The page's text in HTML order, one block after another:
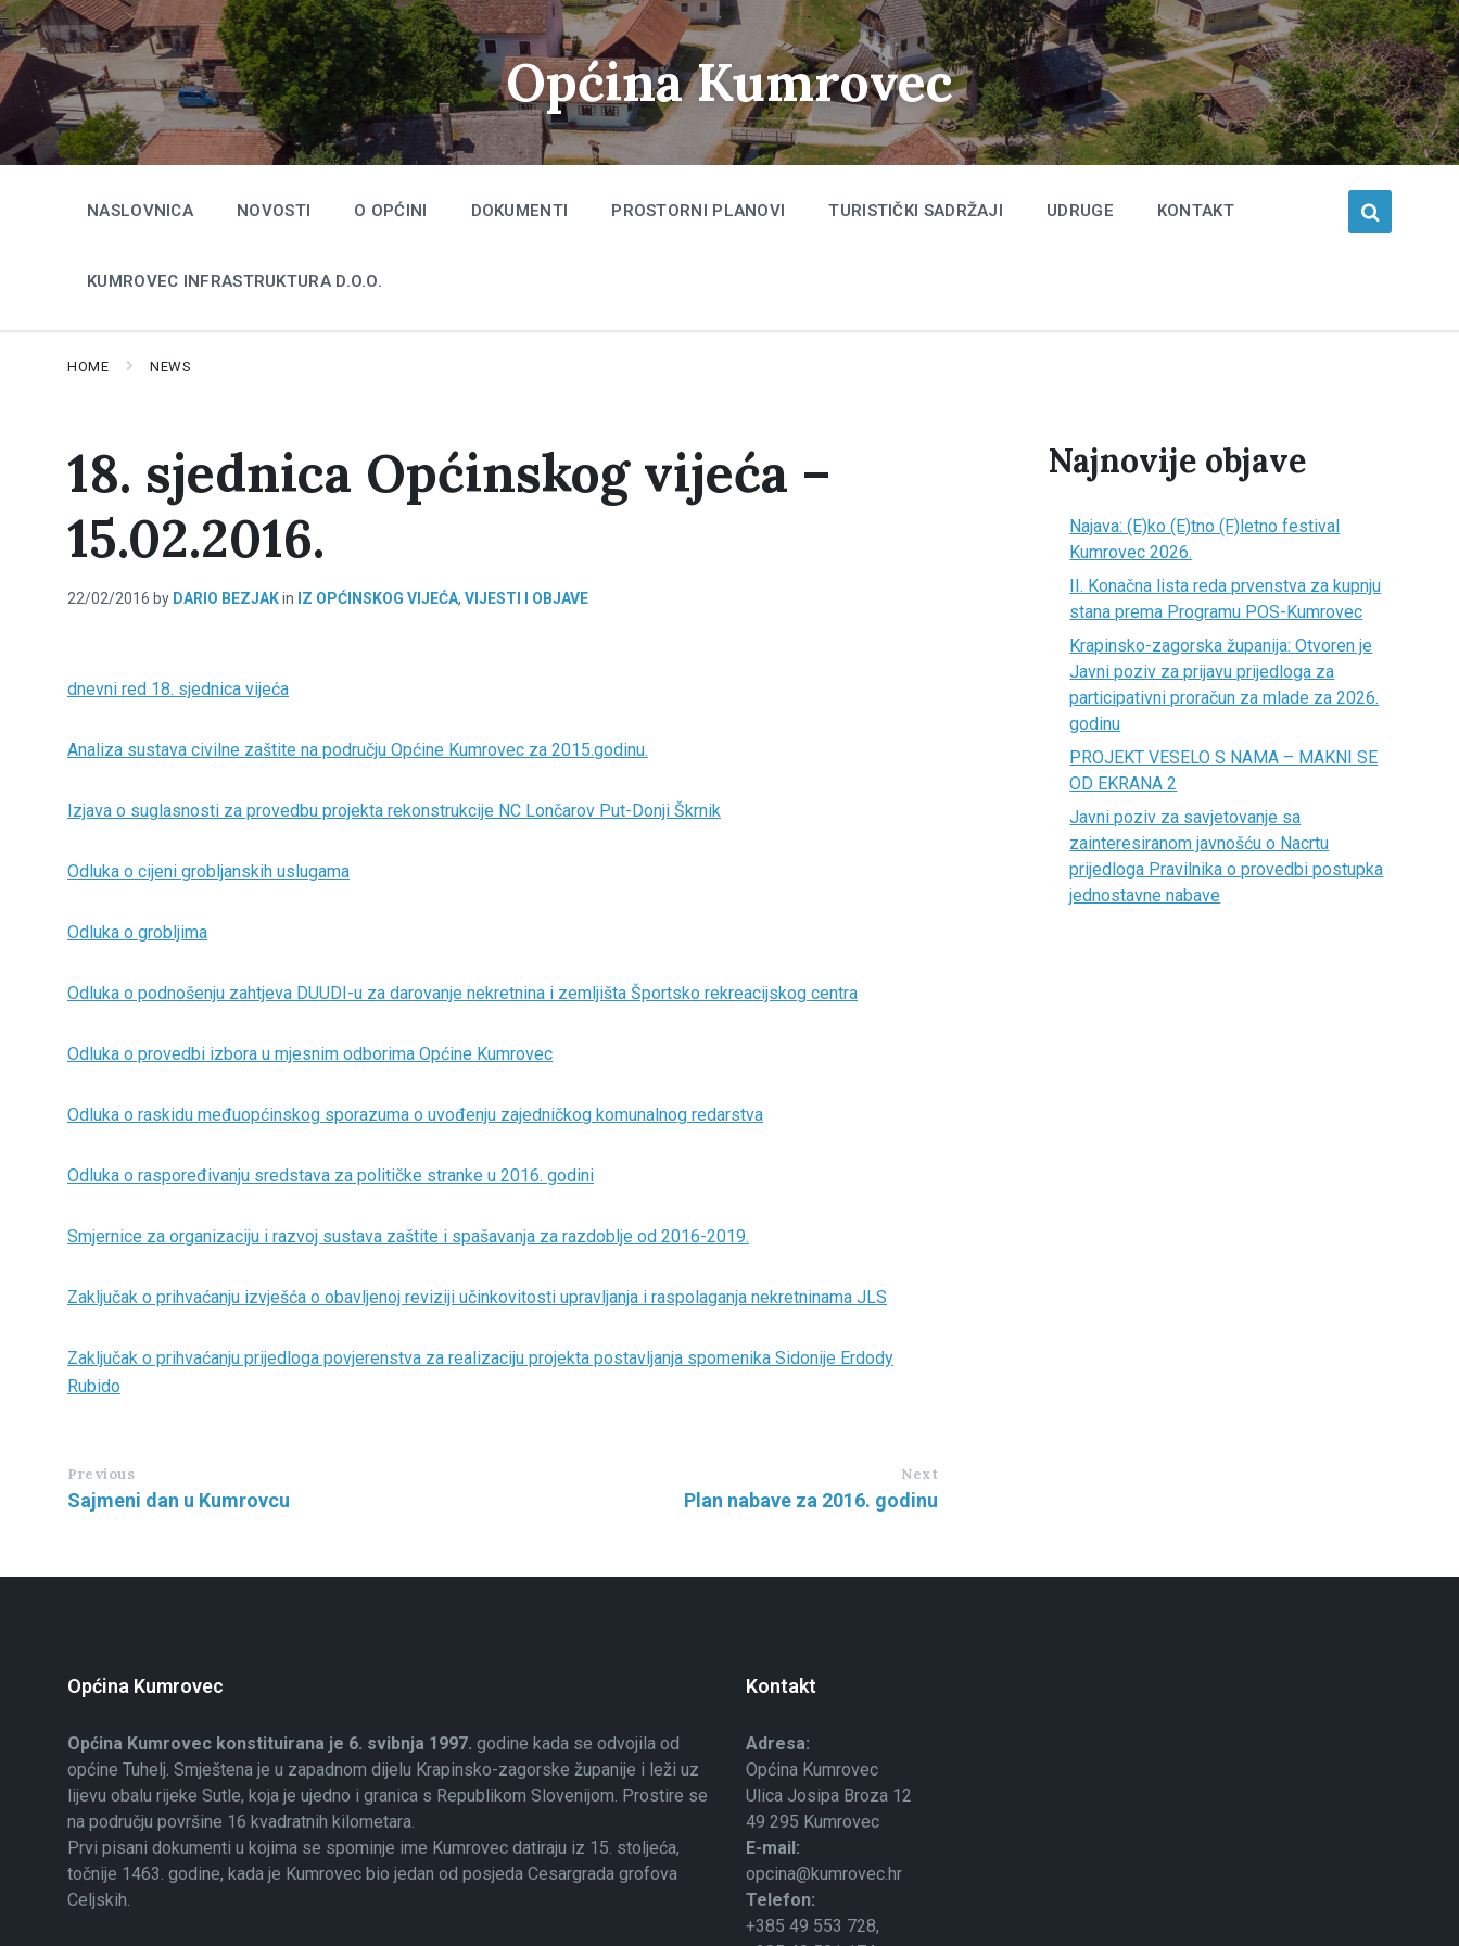
Skip
to
content
Skip
to
main
navigation
Skip
to
footer
Općina Kumrovec
NASLOVNICA NOVOSTI O OPĆINI DOKUMENTI PROSTORNI PLANOVI TURISTIČKI SADRŽAJI UDRUGE KONTAKT
KUMROVEC INFRASTRUKTURA D.O.O.
HOME NEWS
18. sjednica Općinskog vijeća –
15.02.2016.
22/02/2016 by DARIO BEZJAKin IZ OPĆINSKOG VIJEĆA, VIJESTI I OBJAVE
dnevni red 18. sjednica vijeća
Analiza sustava civilne zaštite na području Općine Kumrovec za 2015.godinu.
Izjava o suglasnosti za provedbu projekta rekonstrukcije NC Lončarov Put-Donji Škrnik
Odluka o cijeni grobljanskih uslugama
Odluka o grobljima
Odluka o podnošenju zahtjeva DUUDI-u za darovanje nekretnina i zemljišta Športsko rekreacijskog centra
Odluka o provedbi izbora u mjesnim odborima Općine Kumrovec
Odluka o raskidu međuopćinskog sporazuma o uvođenju zajedničkog komunalnog redarstva
Odluka o raspoređivanju sredstava za političke stranke u 2016. godini
Smjernice za organizaciju i razvoj sustava zaštite i spašavanja za razdoblje od 2016-2019.
Zaključak o prihvaćanju izvješća o obavljenoj reviziji učinkovitosti upravljanja i raspolaganja nekretninama JLS
Zaključak o prihvaćanju prijedloga povjerenstva za realizaciju projekta postavljanja spomenika Sidonije Erdody
Rubido
Previous
Sajmeni dan u Kumrovcu
Next
Plan nabave za 2016. godinu
Najnovije objave
Najava: (E)ko (E)tno (F)letno festival
Kumrovec 2026.
II. Konačna lista reda prvenstva za kupnju
stana prema Programu POS-Kumrovec
Krapinsko-zagorska županija: Otvoren je
Javni poziv za prijavu prijedloga za
participativni proračun za mlade za 2026.
godinu
PROJEKT VESELO S NAMA – MAKNI SE
OD EKRANA 2
Javni poziv za savjetovanje sa
zainteresiranom javnošću o Nacrtu
prijedloga Pravilnika o provedbi postupka
jednostavne nabave
Općina Kumrovec
Općina Kumrovec konstituirana je 6. svibnja 1997. godine kada se odvojila od
općine Tuhelj. Smještena je u zapadnom dijelu Krapinsko-zagorske županije i leži uz
lijevu obalu rijeke Sutle, koja je ujedno i granica s Republikom Slovenijom. Prostire se
na području površine 16 kvadratnih kilometara.
Prvi pisani dokumenti u kojima se spominje ime Kumrovec datiraju iz 15. stoljeća,
točnije 1463. godine, kada je Kumrovec bio jedan od posjeda Cesargrada grofova
Celjskih.
Kontakt
Adresa:
Općina Kumrovec
Ulica Josipa Broza 12
49 295 Kumrovec
E-mail:
opcina@kumrovec.hr
Telefon:
+385 49 553 728,